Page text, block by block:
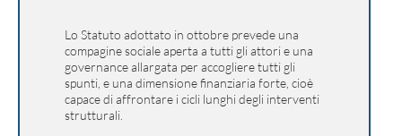
Lo Statuto adottato in ottobre prevede una
compagine sociale aperta a tutti gli attori e una
governance allargata per accogliere tutti gli
spunti, e una dimensione finanziaria forte, cioè
capace di affrontare i cicli lunghi degli interventi
strutturali.